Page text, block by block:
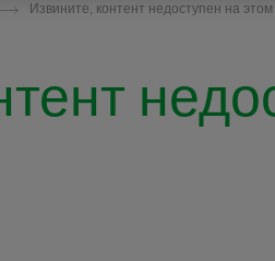
Извините, контент недоступен на